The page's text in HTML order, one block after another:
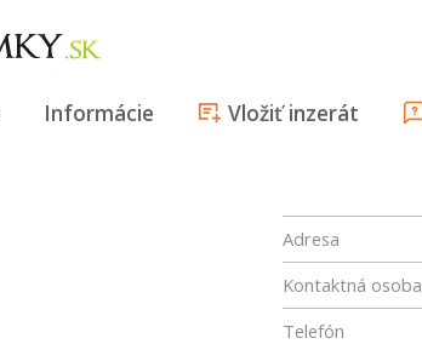
Informácie Vložiť inzerát
Adresa
Kontaktná osoba
Telefón